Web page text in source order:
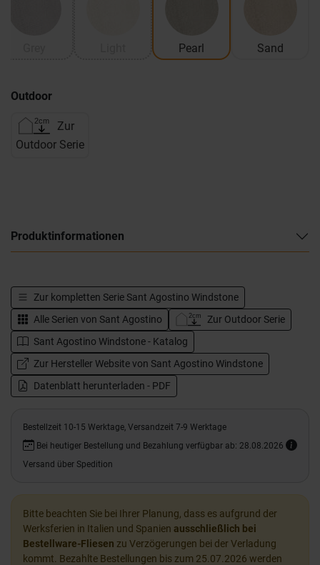
Pearl Sand
Outdoor
Zur
Outdoor Serie
Produktinformationen
Zur kompletten Serie Sant Agostino Windstone
Alle Serien von Sant Agostino
Zur Outdoor Serie
Sant Agostino Windstone - Katalog
Zur Hersteller Website von Sant Agostino Windstone
Datenblatt herunterladen - PDF
Bestellzeit 10-15 Werktage, Versandzeit 7-9 Werktage
Bei heutiger Bestellung und Bezahlung verfügbar ab: 28.08.2026
Versand über Spedition
Bitte beachten Sie bei Ihrer Planung, dass es aufgrund der
Werksferien in Italien und Spanien ausschließlich bei
Bestellware-Fliesen zu Verzögerungen bei der Verladung
kommt. Bezahlte Bestellungen bis zum 25.07.2026 werden